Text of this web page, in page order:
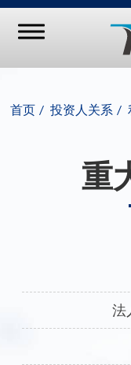
首页 投资人关系
重
法